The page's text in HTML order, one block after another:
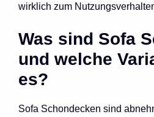
wirklich zum
Was sind Sofa
und welche
es?
Sofa Schondecken sind